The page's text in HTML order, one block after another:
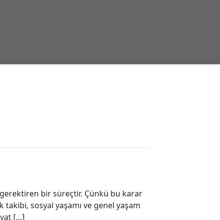
gerektiren bir süreçtir. Çünkü bu karar
sosyal yaşamı ve genel yaşam
[…]